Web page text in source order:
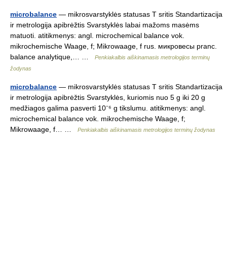
microbalance — mikrosvarstyklės statusas T sritis Standartizacija
ir metrologija apibrėžtis Svarstyklės labai mažoms masėms
matuoti. atitikmenys: angl. microchemical balance vok.
mikrochemische Waage, f; Mikrowaage, f rus. микровесы pranc.
balance analytique,… …
Penkiakalbis aiškinamasis metrologijos terminų
žodynas
microbalance — mikrosvarstyklės statusas T sritis Standartizacija
ir metrologija apibrėžtis Svarstyklės, kuriomis nuo 5 g iki 20 g
medžiagos galima pasverti 10⁻⁶ g tikslumu. atitikmenys: angl.
microchemical balance vok. mikrochemische Waage, f;
Mikrowaage, f… …
Penkiakalbis aiškinamasis metrologijos terminų žodynas